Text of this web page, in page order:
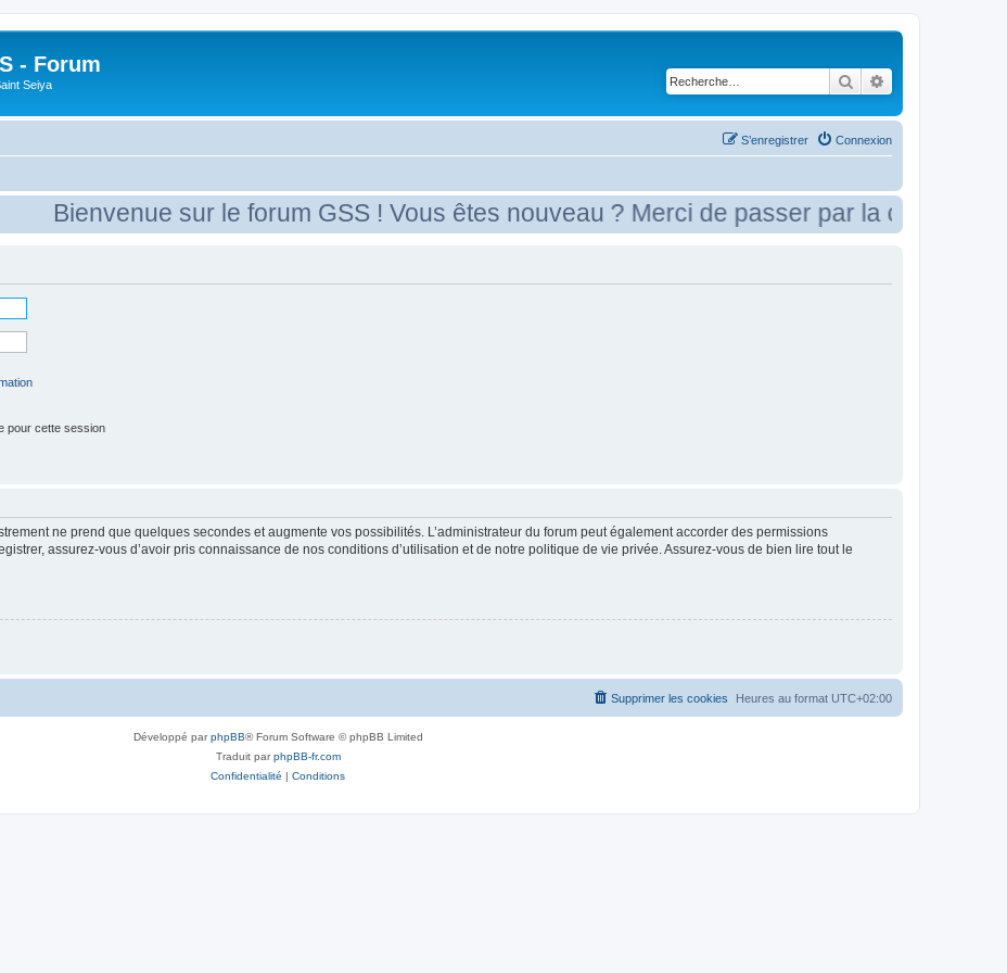
- Forum
Seiya Rechercher
Connexion
S’enregistrer
Bienvenue sur le forum GSS ! Vous êtes nouveau ? Merci de passer par la case
pour cette session
ne prend que quelques secondes et augmente vos possibilités. L’administrateur du forum peut également accorder des permissions
assurez-vous d’avoir pris connaissance de nos conditions d’utilisation et de notre politique de vie privée. Assurez-vous de bien lire tout le
Heures au format UTC+02:00
Supprimer les cookies
Développé parphpBB® Forum Software © phpBB Limited
Traduit parphpBB-fr.com
Confidentialité | Conditions